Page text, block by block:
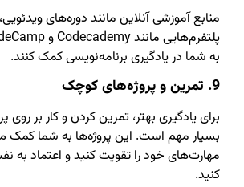
منابع آموزشی آنلاین مانند دوره‌های
به شما در یادگیری برنامه‌نویسی کمک کنند.
9. تمرین و پروژه‌های کوچک
برای یادگیری بهتر، تمرین کردن و کار بر
بسیار مهم است. این پروژه‌ها به شما کمک
مهارت‌های خود را تقویت کنید و اعتماد به
کنید.